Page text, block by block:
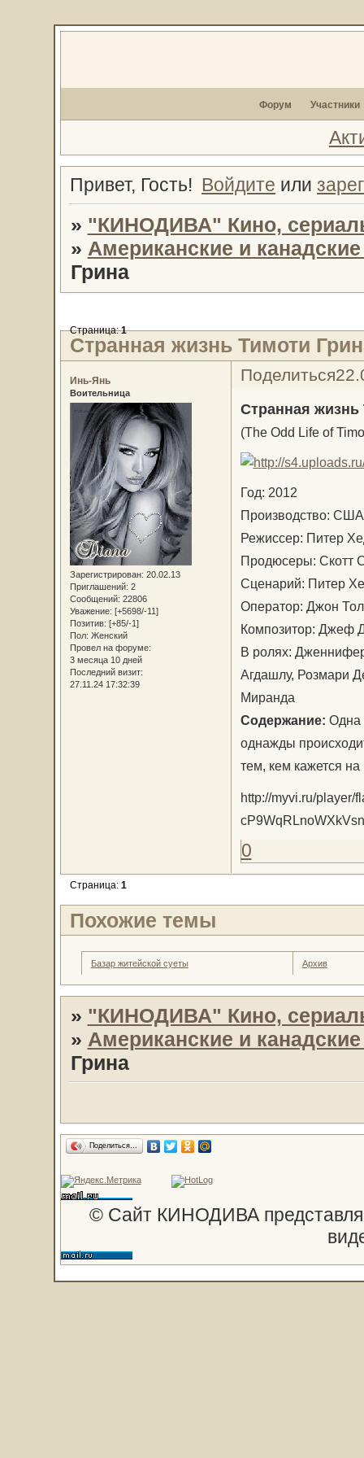
Форум Участники
Привет, Гость! Войдите или
» "КИНОДИВА" Кино,
» Американские и
Грина
Странная жизнь Тимоти
Страница:1
Поделиться
Инь-Янь
Воительница
Зарегистрирован: 20.02.13
Приглашений: 2
Сообщений: 22806
Уважение: [+5698/-11]
Позитив: [+85/-1]
Пол: Женский
Провел на форуме:
3 месяца 10 дней
Последний визит:
27.11.24 17:32:39
Странная жизнь
(The Odd Life of
Год: 2012
Производство:
Режиссер: Питер
Продюсеры: Скотт
Сценарий: Питер
Оператор: Джон
Композитор: Джеф
В ролях:
Агдашлу, Розмари
Миранда
Содержание: Одна
однажды
тем, кем кажется
http://myvi.ru/player/
0
Страница: 1
Похожие темы
Базар житейской суеты Архив
» "КИНОДИВА" Кино,
» Американские и
Грина
Поделиться…
© Сайт КИНОДИВА